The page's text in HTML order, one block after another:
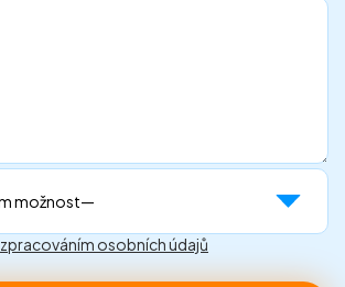
zpracováním osobních údajů